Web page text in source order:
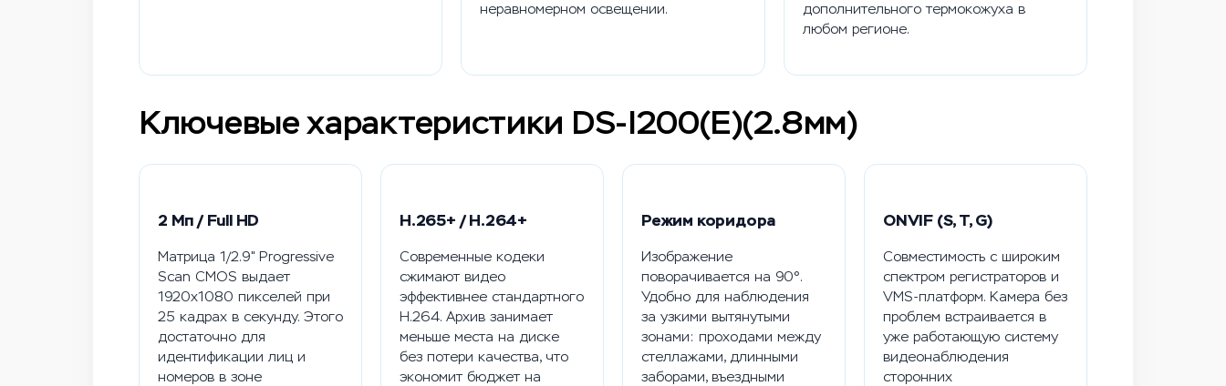
неравномерном освещении.
дополнительного термокожуха в
любом регионе.
Ключевые характеристики DS-I200(E)(2.8мм)
2 Мп / Full HD
Матрица 1/2.9" Progressive
Scan CMOS выдает
1920x1080 пикселей при
25 кадрах в секунду. Этого
достаточно для
идентификации лиц и
номеров в зоне
H.265+ / H.264+
Современные кодеки
сжимают видео
эффективнее стандартного
H.264. Архив занимает
меньше места на диске
без потери качества, что
экономит бюджет на
Режим коридора
Изображение
поворачивается на 90°.
Удобно для наблюдения
за узкими вытянутыми
зонами: проходами между
стеллажами, длинными
заборами, въездными
ONVIF (S, T, G)
Совместимость с широким
спектром регистраторов и
VMS-платформ. Камера без
проблем встраивается в
уже работающую систему
видеонаблюдения
сторонних